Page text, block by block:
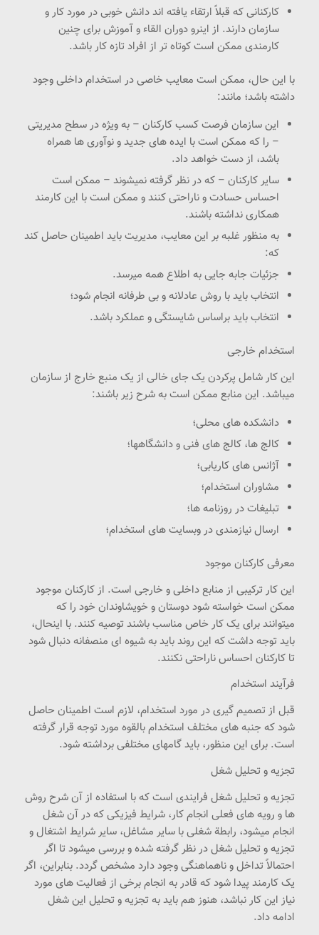
کارکنانی که قبلاً ارتقاء یافته اند دانش خوبی در مورد کار و
سازمان دارند. از اینرو دوران القاء و آموزش برای چنین
کارمندی ممکن است کوتاه تر از افراد تازه کار باشد.
با این حال، ممکن است معایب خاصی در استخدام داخلی وجود
داشته باشد؛ مانند:
این سازمان فرصت کسب کارکنان – به ویژه در سطح مدیریتی
– را که ممکن است با ایده های جدید و نوآوری ها همراه
باشد، از دست خواهد داد.
سایر کارکنان – که در نظر گرفته نمیشوند – ممکن است
احساس حسادت و ناراحتی کنند و ممکن است با این کارمند
همکاری نداشته باشند.
به منظور غلبه بر این معایب، مدیریت باید اطمینان حاصل کند
که:
جزئیات جابه جایی به اطلاع همه میرسد.
انتخاب باید با روش عادلانه و بی طرفانه انجام شود؛
انتخاب باید براساس شایستگی و عملکرد باشد.
استخدام خارجی
این کار شامل پرکردن یک جای خالی از یک منبع خارج از سازمان
میباشد. این منابع ممکن است به شرح زیر باشند:
دانشکده های محلی؛
کالج ها، کالج های فنی و دانشگاهها؛
آژانس های کاریابی؛
مشاوران استخدام؛
تبلیغات در روزنامه ها؛
ارسال نیازمندی در وبسایت های استخدام؛
معرفی کارکنان موجود
این کار ترکیبی از منابع داخلی و خارجی است. از کارکنان موجود
ممکن است خواسته شود دوستان و خویشاوندان خود را که
میتوانند برای یک کار خاص مناسب باشند توصیه کنند. با اینحال،
باید توجه داشت که این روند باید به شیوه ای منصفانه دنبال شود
تا کارکنان احساس ناراحتی نکنند.
فرآیند استخدام
قبل از تصمیم گیری در مورد استخدام، لازم است اطمینان حاصل
شود که جنبه های مختلف استخدام بالقوه مورد توجه قرار گرفته
است. برای این منظور، باید گامهای مختلفی برداشته شود.
تجزیه و تحلیل شغل
تجزیه و تحلیل شغل فرایندی است که با استفاده از آن شرح روش
ها و رویه های فعلی انجام کار، شرایط فیزیکی که در آن شغل
انجام میشود، رابطة شغلی با سایر مشاغل، سایر شرایط اشتغال و
تجزیه و تحلیل شغل در نظر گرفته شده و بررسی میشود تا اگر
احتمالاً تداخل و ناهماهنگی وجود دارد مشخص گردد. بنابراین، اگر
یک کارمند پیدا شود که قادر به انجام برخی از فعالیت های مورد
نیاز این کار نباشد، هنوز هم باید به تجزیه و تحلیل این شغل
ادامه داد.